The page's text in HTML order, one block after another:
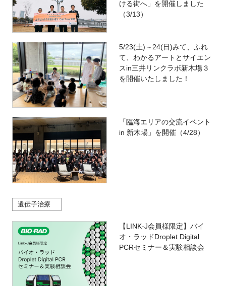
ける街へ」を開催しました
（3/13）
5/23(土)～24(日)みて、ふれ
て、わかるアートとサイエン
スin三井リンクラボ新木場３
を開催いたしました！
「臨海エリアの交流イベント
in 新木場」を開催（4/28）
遺伝子治療
【LINK-J会員様限定】バイ
オ・ラッドDroplet Digital
PCRセミナー＆実験相談会